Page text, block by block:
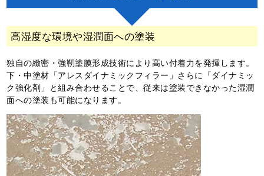
高湿度な環境や湿潤面への塗装
独自の緻密・強靭塗膜形成技術により高い付着力を発揮します。
下・中塗材「アレスダイナミックフィラー」さらに「ダイナミッ
ク強化剤」と組み合わせることで、従来は塗装できなかった湿潤
面への塗装も可能になります。